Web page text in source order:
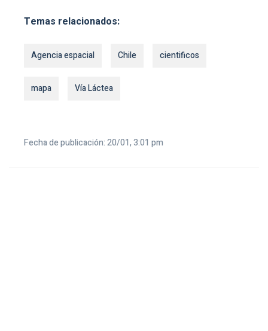
Temas relacionados:
Agencia espacial Chile cientificos
mapa Vía Láctea
Fecha de publicación: 20/01, 3:01 pm